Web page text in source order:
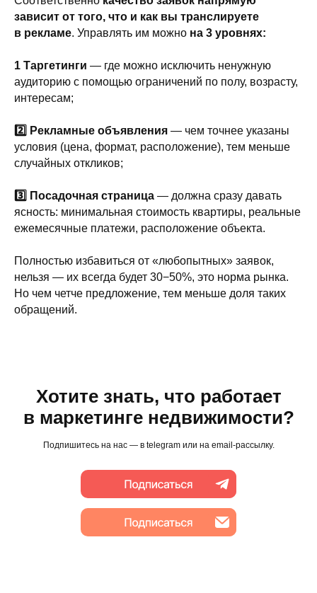
зависит от того, что и как вы транслируете
в рекламе. Управлять им можно на 3 уровнях:
1️ Таргетинги — где можно исключить ненужную
аудиторию с помощью ограничений по полу, возрасту,
интересам;
2️⃣ Рекламные объявления — чем точнее указаны
условия (цена, формат, расположение), тем меньше
случайных откликов;
3️⃣ Посадочная страница — должна сразу давать
ясность: минимальная стоимость квартиры, реальные
ежемесячные платежи, расположение объекта.
Полностью избавиться от «любопытных» заявок,
нельзя — их всегда будет 30−50%, это норма рынка.
Но чем четче предложение, тем меньше доля таких
обращений.
Хотите знать, что работает
в маркетинге недвижимости?
Подпишитесь на нас — в telegram или на email-рассылку.
Связаться с нами
+7 (343) 302-00-05
ООО АДИДЖИТАЛ
ОГРН 1186658013013
информация об ИТ-
Интеллектуальная собственность
Резиденты
развития Digital-агентств
info@artsofte.digital
Наши соцсети
Telegram
Прислать резюме